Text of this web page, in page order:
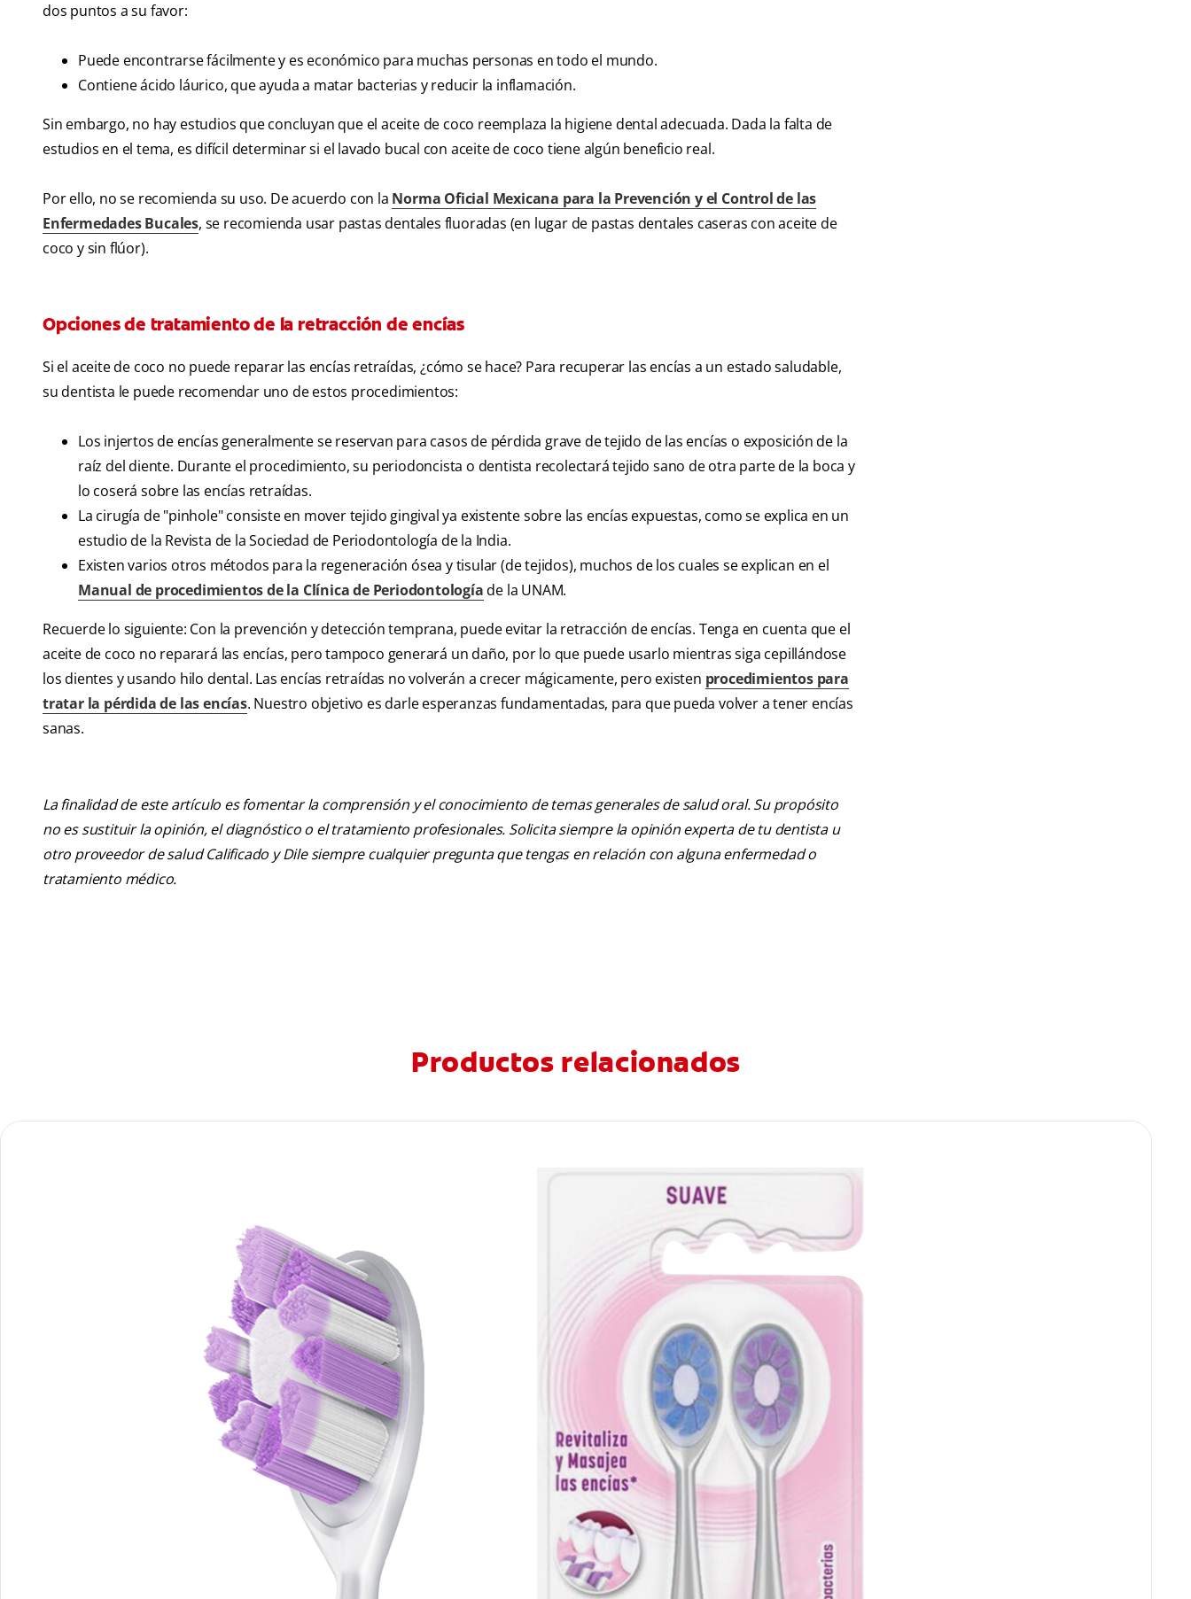
dos puntos a su favor:
Puede encontrarse fácilmente y es económico para muchas personas en todo el mundo.
Contiene ácido láurico, que ayuda a matar bacterias y reducir la inflamación.
Sin embargo, no hay estudios que concluyan que el aceite de coco reemplaza la higiene dental adecuada. Dada la falta de
estudios en el tema, es difícil determinar si el lavado bucal con aceite de coco tiene algún beneficio real.
Por ello, no se recomienda su uso. De acuerdo con la Norma Oficial Mexicana para la Prevención y el Control de las
Enfermedades Bucales, se recomienda usar pastas dentales fluoradas (en lugar de pastas dentales caseras con aceite de
coco y sin flúor).
Opciones de tratamiento de la retracción de encías
Si el aceite de coco no puede reparar las encías retraídas, ¿cómo se hace? Para recuperar las encías a un estado saludable,
su dentista le puede recomendar uno de estos procedimientos:
Los injertos de encías generalmente se reservan para casos de pérdida grave de tejido de las encías o exposición de la
raíz del diente. Durante el procedimiento, su periodoncista o dentista recolectará tejido sano de otra parte de la boca y
lo coserá sobre las encías retraídas.
La cirugía de "pinhole" consiste en mover tejido gingival ya existente sobre las encías expuestas, como se explica en un
estudio de la Revista de la Sociedad de Periodontología de la India.
Existen varios otros métodos para la regeneración ósea y tisular (de tejidos), muchos de los cuales se explican en el
Manual de procedimientos de la Clínica de Periodontologíade la UNAM.
Recuerde lo siguiente: Con la prevención y detección temprana, puede evitar la retracción de encías. Tenga en cuenta que el
aceite de coco no reparará las encías, pero tampoco generará un daño, por lo que puede usarlo mientras siga cepillándose
los dientes y usando hilo dental. Las encías retraídas no volverán a crecer mágicamente, pero existen procedimientos para
tratar la pérdida de las encías. Nuestro objetivo es darle esperanzas fundamentadas, para que pueda volver a tener encías
sanas.
La finalidad de este artículo es fomentar la comprensión y el conocimiento de temas generales de salud oral. Su propósito
no es sustituir la opinión, el diagnóstico o el tratamiento profesionales. Solicita siempre la opinión experta de tu dentista u
otro proveedor de salud Calificado y Dile siempre cualquier pregunta que tengas en relación con alguna enfermedad o
tratamiento médico.
Productos relacionados